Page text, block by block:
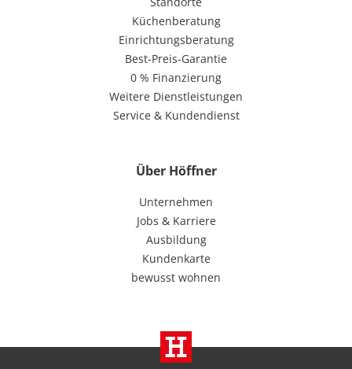
Küchenberatung
Einrichtungsberatung
Best-Preis-Garantie
0 % Finanzierung
Weitere Dienstleistungen
Service & Kundendienst
Über Höffner
Unternehmen
Jobs & Karriere
Ausbildung
Kundenkarte
bewusst wohnen